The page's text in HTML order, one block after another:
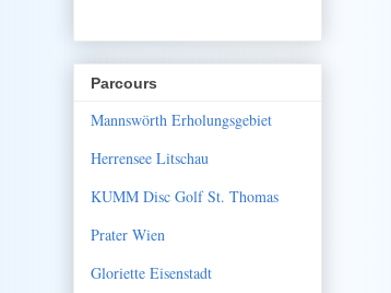
Parcours
Mannswörth Erholungsgebiet
Herrensee Litschau
KUMM Disc Golf St. Thomas
Prater Wien
Gloriette Eisenstadt